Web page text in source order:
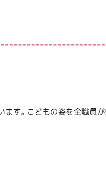
ます。こどもの姿を全職員